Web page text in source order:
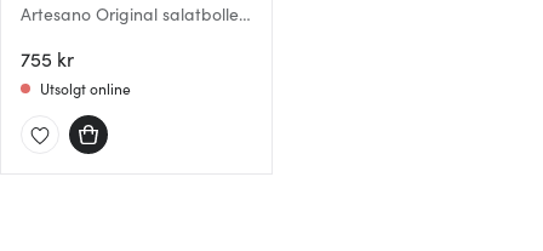
Artesano Original salatbolle
755 kr
Utsolgt online